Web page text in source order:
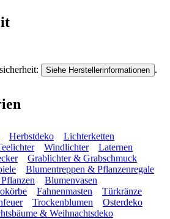
Siehe Herstellerinformationen .
Herbstdeko
Lichterketten
Windlichter
Laternen
Grablichter & Grabschmuck
Blumentreppen & Pflanzenregale
Blumenvasen
Fahnenmasten
Türkränze
Trockenblumen
Osterdeko
& Weihnachtsdeko